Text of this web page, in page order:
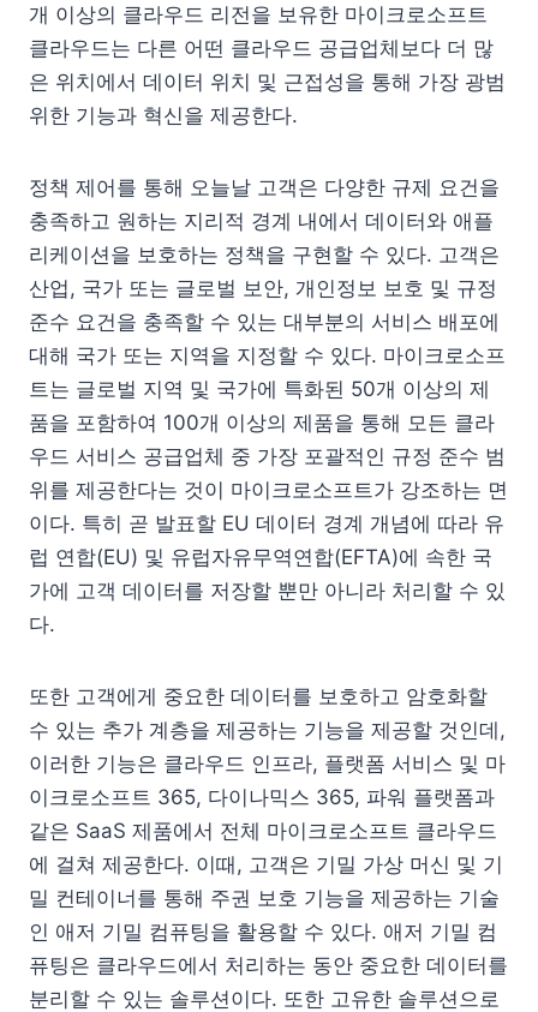
개 이상의 클라우드 리전을 보유한 마이크로소프트
클라우드는 다른 어떤 클라우드 공급업체보다 더 많
은 위치에서 데이터 위치 및 근접성을 통해 가장 광범
위한 기능과 혁신을 제공한다.
정책 제어를 통해 오늘날 고객은 다양한 규제 요건을
충족하고 원하는 지리적 경계 내에서 데이터와 애플
리케이션을 보호하는 정책을 구현할 수 있다. 고객은
산업, 국가 또는 글로벌 보안, 개인정보 보호 및 규정
준수 요건을 충족할 수 있는 대부분의 서비스 배포에
대해 국가 또는 지역을 지정할 수 있다. 마이크로소프
트는 글로벌 지역 및 국가에 특화된 50개 이상의 제
품을 포함하여 100개 이상의 제품을 통해 모든 클라
우드 서비스 공급업체 중 가장 포괄적인 규정 준수 범
위를 제공한다는 것이 마이크로소프트가 강조하는 면
이다. 특히 곧 발표할 EU 데이터 경계 개념에 따라 유
럽 연합(EU) 및 유럽자유무역연합(EFTA)에 속한 국
가에 고객 데이터를 저장할 뿐만 아니라 처리할 수 있
다.
또한 고객에게 중요한 데이터를 보호하고 암호화할
수 있는 추가 계층을 제공하는 기능을 제공할 것인데,
이러한 기능은 클라우드 인프라, 플랫폼 서비스 및 마
이크로소프트 365, 다이나믹스 365, 파워 플랫폼과
같은 SaaS 제품에서 전체 마이크로소프트 클라우드
에 걸쳐 제공한다. 이때, 고객은 기밀 가상 머신 및 기
밀 컨테이너를 통해 주권 보호 기능을 제공하는 기술
인 애저 기밀 컴퓨팅을 활용할 수 있다. 애저 기밀 컴
퓨팅은 클라우드에서 처리하는 동안 중요한 데이터를
분리할 수 있는 솔루션이다. 또한 고유한 솔루션으로